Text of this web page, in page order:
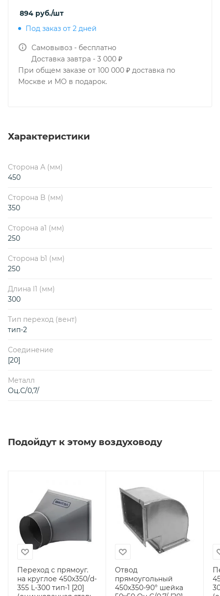
894 руб./шт
Под заказ от 2 дней
Самовывоз - бесплатно
Доставка завтра - 3 000 ₽
При общем заказе от 100 000 ₽ доставка по
Москве и МО в подарок.
Характеристики
Сторона А (мм)
450
Сторона B (мм)
350
Сторона a1 (мм)
250
Сторона b1 (мм)
250
Длина l1 (мм)
300
Тип переход (вент)
тип-2
Соединение
[20]
Металл
Оц.С/0,7/
Подойдут к этому воздуховоду
Переход с прямоуг.
на круглое 450х350/d-
355 L-300 тип-1 [20]
Отвод
прямоугольный
450х350-90° шейка